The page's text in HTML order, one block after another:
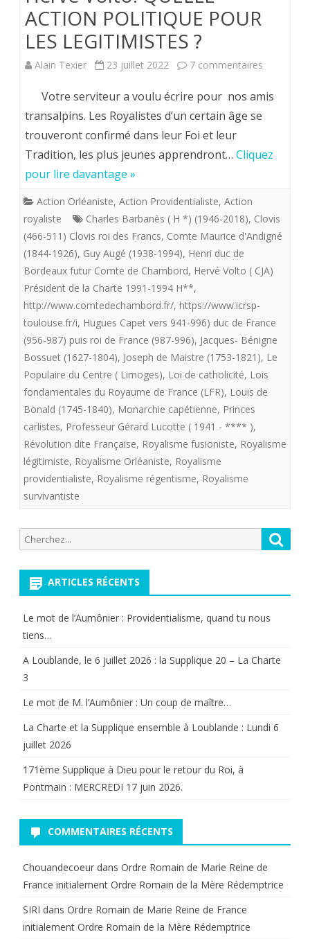
ACTION POLITIQUE POUR
LES LEGITIMISTES ?
Alain Texier 23 juillet 2022 7 commentaires
ACTION
LES
Votre serviteur a voulu écrire pour nos amis
transalpins. Les Royalistes d’un certain âge se
trouveront confirmé dans leur Foi et leur
Tradition, les plus jeunes apprendront… Cliquez
pour lire davantage »
Action Orléaniste, Action Providentialiste, Action
royaliste
Charles Barbanès ( H *) (1946-2018), Clovis
(466-511) Clovis roi des Francs, Comte Maurice d'Andigné
(1844-1926), Guy Augé (1938-1994), Henri duc de
Bordeaux futur Comte de Chambord, Hervé Volto ( CJA)
Président de la Charte 1991-1994 H**,
http://www.comtedechambord.fr/, https://www.icrsp-
toulouse.fr/i, Hugues Capet vers 941-996) duc de France
(956-987) puis roi de France (987-996), Jacques- Bénigne
Bossuet (1627-1804), Joseph de Maistre (1753-1821), Le
Populaire du Centre ( Limoges), Loi de catholicité, Lois
fondamentales du Royaume de France (LFR), Louis de
Bonald (1745-1840), Monarchie capétienne, Princes
carlistes, Professeur Gérard Lucotte ( 1941 - **** ),
Révolution dite Française, Royalisme fusioniste, Royalisme
légitimiste, Royalisme Orléaniste, Royalisme
providentialiste, Royalisme régentisme, Royalisme
survivantiste
Recherche
pour:
ARTICLES RÉCENTS
Le mot de l’Aumônier : Providentialisme, quand tu nous
tiens…
A Loublande, le 6 juillet 2026 : la Supplique 20 – La Charte
3
Le mot de M. l’Aumônier : Un coup de maître…
La Charte et la Supplique ensemble à Loublande : Lundi 6
juillet 2026
171ème Supplique à Dieu pour le retour du Roi, à
Pontmain : MERCREDI 17 juin 2026.
COMMENTAIRES RÉCENTS
Chouandecoeur dans Ordre Romain de Marie Reine de
France initialement Ordre Romain de la Mère Rédemptrice
SIRI dans Ordre Romain de Marie Reine de France
initialement Ordre Romain de la Mère Rédemptrice